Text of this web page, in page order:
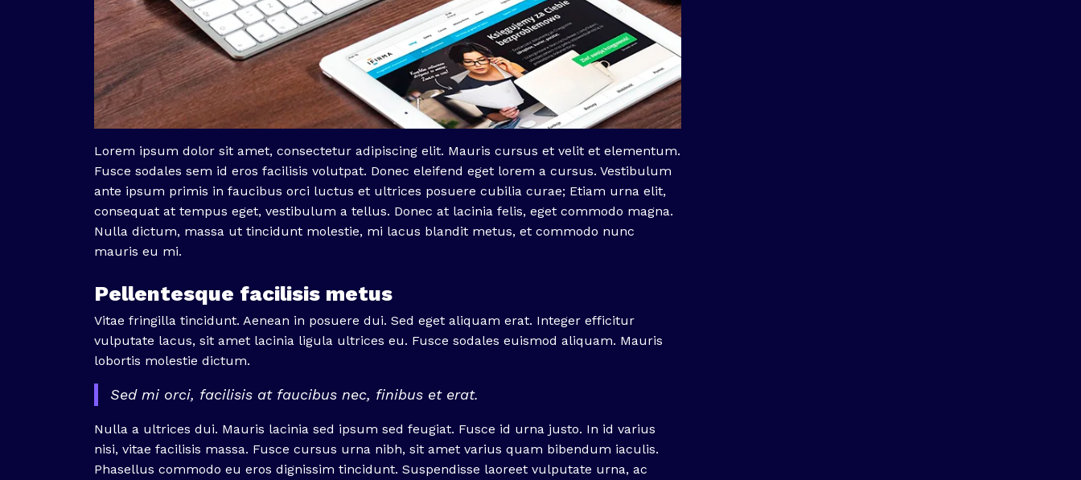
Lorem ipsum dolor sit amet, consectetur adipiscing elit. Mauris cursus et velit et elementum.
Fusce sodales sem id eros facilisis volutpat. Donec eleifend eget lorem a cursus. Vestibulum
ante ipsum primis in faucibus orci luctus et ultrices posuere cubilia curae; Etiam urna elit,
consequat at tempus eget, vestibulum a tellus. Donec at lacinia felis, eget commodo magna.
Nulla dictum, massa ut tincidunt molestie, mi lacus blandit metus, et commodo nunc
mauris eu mi.
Pellentesque facilisis metus
Vitae fringilla tincidunt. Aenean in posuere dui. Sed eget aliquam erat. Integer efficitur
vulputate lacus, sit amet lacinia ligula ultrices eu. Fusce sodales euismod aliquam. Mauris
lobortis molestie dictum.
Sed mi orci, facilisis at faucibus nec, finibus et erat.
Nulla a ultrices dui. Mauris lacinia sed ipsum sed feugiat. Fusce id urna justo. In id varius
nisi, vitae facilisis massa. Fusce cursus urna nibh, sit amet varius quam bibendum iaculis.
Phasellus commodo eu eros dignissim tincidunt. Suspendisse laoreet vulputate urna, ac